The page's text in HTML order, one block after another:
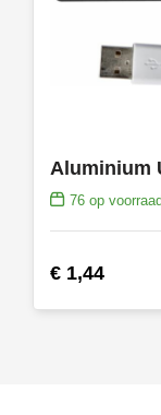
Aluminium
76op voorraad
€ 1,44